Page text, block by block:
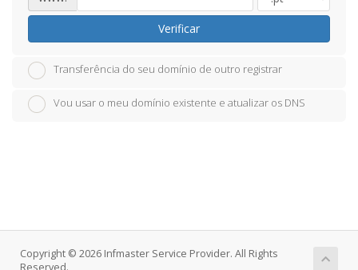
Verificar
Transferência do seu domínio de outro registrar
Vou usar o meu domínio existente e atualizar os DNS
Copyright © 2026 Infmaster Service Provider. All Rights
Reserved.